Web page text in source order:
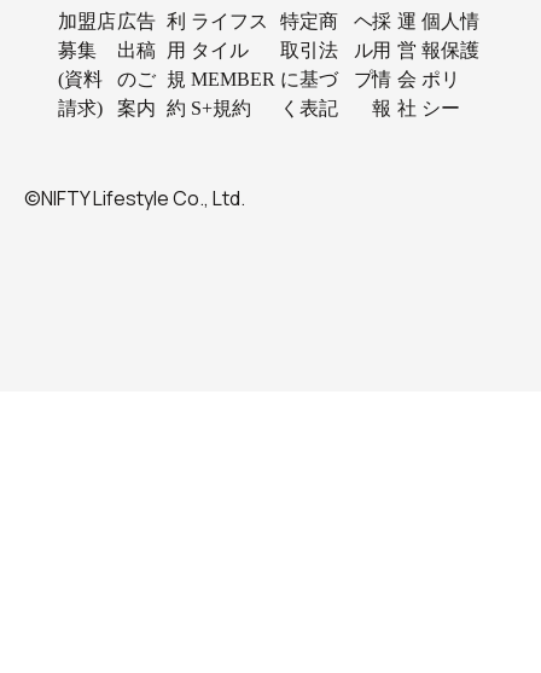
加盟店
募集
(資料
請求)
広告
出稿
のご
案内
利
用
規
約
ライフス
タイル
MEMBER
S+規約
特定商
取引法
に基づ
く表記
ヘ
ル
プ
採
用
情
報
運
営
会
社
個人情
報保護
ポリ
シー
©NIFTY Lifestyle Co., Ltd.